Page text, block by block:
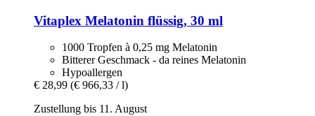
Vitaplex Melatonin flüssig, 30 ml
1000 Tropfen à 0,25 mg Melatonin
Bitterer Geschmack - da reines Melatonin
Hypoallergen
€ 28,99 (€ 966,33 / l)
Zustellung bis 11. August